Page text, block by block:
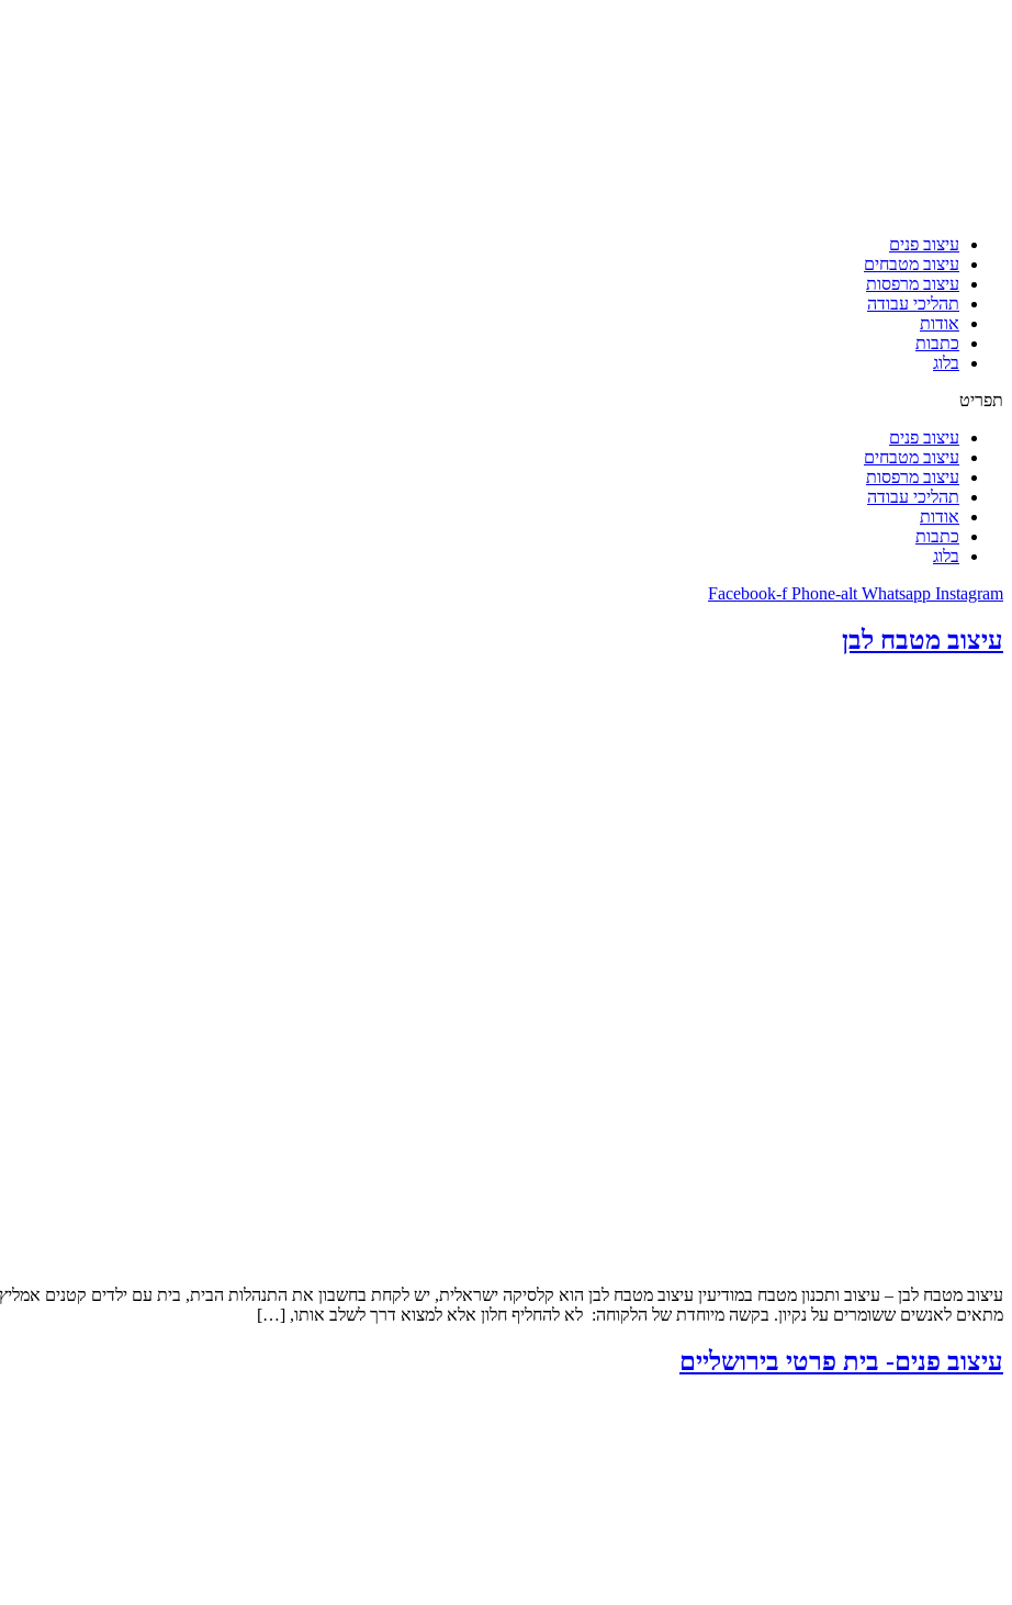
עיצוב פנים
עיצוב מטבחים
עיצוב מרפסות
תהליכי עבודה
אודות
כתבות
בלוג
תפריט
עיצוב פנים
עיצוב מטבחים
עיצוב מרפסות
תהליכי עבודה
אודות
כתבות
בלוג
Facebook-f Phone-alt Whatsapp Instagram
עיצוב מטבח לבן
עיצוב מטבח לבן – עיצוב ותכנון מטבח במודיעין עיצוב מטבח לבן הוא קלסיקה ישראלית, יש לקחת בחשבון את התנהלות הבית, בית עם ילדים קטנים אמליץ
מתאים לאנשים ששומרים על נקיון. בקשה מיוחדת של הלקוחה: לא להחליף חלון אלא למצוא דרך לשלב אותו, […]
עיצוב פנים- בית פרטי בירושליים